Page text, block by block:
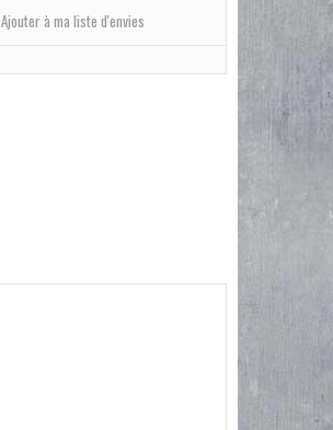
Ajouter à ma liste d'envies